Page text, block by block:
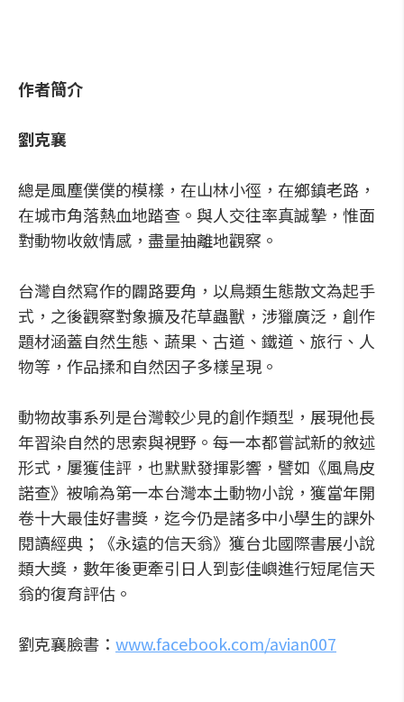
作者簡介
劉克襄
總是風塵僕僕的模樣，在山林小徑，在鄉鎮老路，
在城市角落熱血地踏查。與人交往率真誠摯，惟面
對動物收斂情感，盡量抽離地觀察。
台灣自然寫作的闢路要角，以鳥類生態散文為起手
式，之後觀察對象擴及花草蟲獸，涉獵廣泛，創作
題材涵蓋自然生態、蔬果、古道、鐵道、旅行、人
物等，作品揉和自然因子多樣呈現。
動物故事系列是台灣較少見的創作類型，展現他長
年習染自然的思索與視野。每一本都嘗試新的敘述
形式，屢獲佳評，也默默發揮影響，譬如《風鳥皮
諾查》被喻為第一本台灣本土動物小說，獲當年開
卷十大最佳好書獎，迄今仍是諸多中小學生的課外
閱讀經典；《永遠的信天翁》獲台北國際書展小說
類大獎，數年後更牽引日人到彭佳嶼進行短尾信天
翁的復育評估。
劉克襄臉書： www.facebook.com/avian007